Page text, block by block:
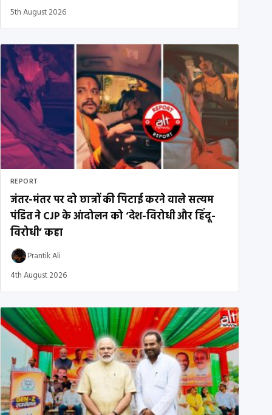
5th August 2026
REPORT
जंतर-मंतर पर दो छात्रों की पिटाई करने वाले सत्यम
पंडित ने CJP के आंदोलन को ‘देश-विरोधी और हिंदू-
विरोधी’ कहा
Prantik Ali
4th August 2026